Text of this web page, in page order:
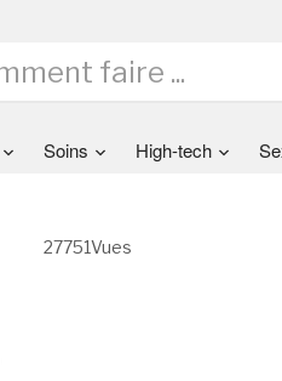
Soins High-tech
27751Vues